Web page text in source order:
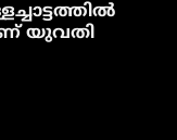
യുവതി